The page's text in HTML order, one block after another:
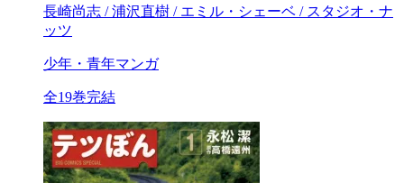
長崎尚志 / 浦沢直樹 / エミル・シェーベ / スタジオ・ナ
ッツ
少年・青年マンガ
全19巻完結